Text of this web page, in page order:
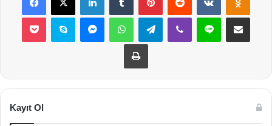
Pocket Skype MessengerWhatsAppTelegramViber Line E-Posta ile
Yazdır
Kayıt Ol